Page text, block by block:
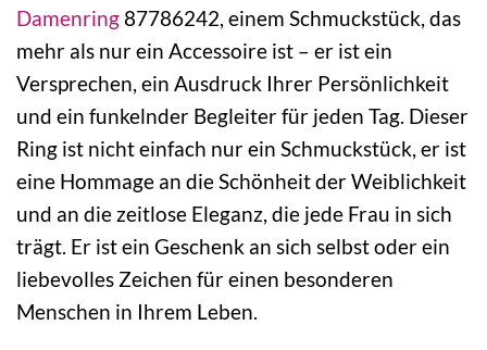
Damenring 87786242, einem Schmuckstück, das
mehr als nur ein Accessoire ist – er ist ein
Versprechen, ein Ausdruck Ihrer Persönlichkeit
und ein funkelnder Begleiter für jeden Tag. Dieser
Ring ist nicht einfach nur ein Schmuckstück, er ist
eine Hommage an die Schönheit der Weiblichkeit
und an die zeitlose Eleganz, die jede Frau in sich
trägt. Er ist ein Geschenk an sich selbst oder ein
liebevolles Zeichen für einen besonderen
Menschen in Ihrem Leben.